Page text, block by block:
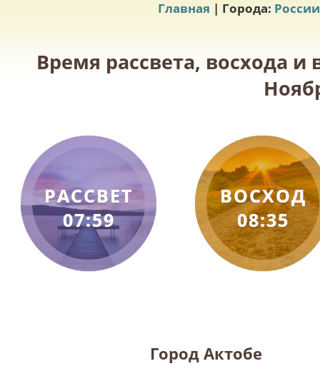
Главная | Города: России
Время рассвета, восхода и
РАССВЕТ
07:59
ВОСХОД
08:35
Город Актобе